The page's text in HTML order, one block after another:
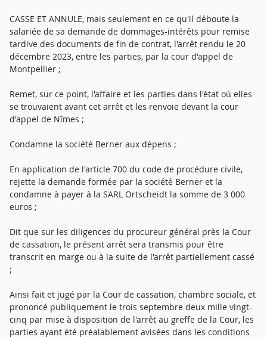
CASSE ET ANNULE, mais seulement en ce qu'il déboute la
salariée de sa demande de dommages-intérêts pour remise
tardive des documents de fin de contrat, l'arrêt rendu le 20
décembre 2023, entre les parties, par la cour d'appel de
Montpellier ;
Remet, sur ce point, l'affaire et les parties dans l'état où elles
se trouvaient avant cet arrêt et les renvoie devant la cour
d'appel de Nîmes ;
Condamne la société Berner aux dépens ;
En application de l'article 700 du code de procédure civile,
rejette la demande formée par la société Berner et la
condamne à payer à la SARL Ortscheidt la somme de 3 000
euros ;
Dit que sur les diligences du procureur général près la Cour
de cassation, le présent arrêt sera transmis pour être
transcrit en marge ou à la suite de l'arrêt partiellement cassé
;
Ainsi fait et jugé par la Cour de cassation, chambre sociale, et
prononcé publiquement le trois septembre deux mille vingt-
cinq par mise à disposition de l'arrêt au greffe de la Cour, les
parties ayant été préalablement avisées dans les conditions